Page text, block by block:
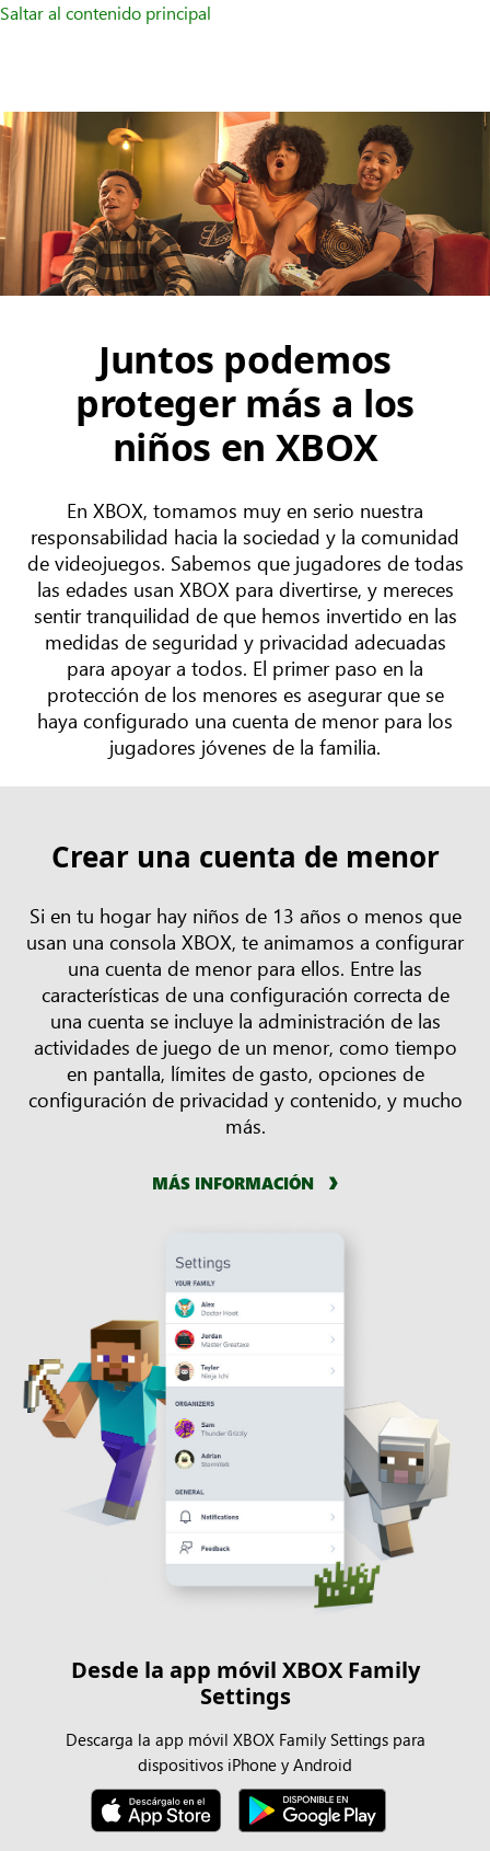
Saltar al contenido principal
Juntos podemos
proteger más a los
niños en XBOX
En XBOX, tomamos muy en serio nuestra
responsabilidad hacia la sociedad y la comunidad
de videojuegos. Sabemos que jugadores de todas
las edades usan XBOX para divertirse, y mereces
sentir tranquilidad de que hemos invertido en las
medidas de seguridad y privacidad adecuadas
para apoyar a todos. El primer paso en la
protección de los menores es asegurar que se
haya configurado una cuenta de menor para los
jugadores jóvenes de la familia.
Crear una cuenta de menor
Si en tu hogar hay niños de 13 años o menos que
usan una consola XBOX, te animamos a configurar
una cuenta de menor para ellos. Entre las
características de una configuración correcta de
una cuenta se incluye la administración de las
actividades de juego de un menor, como tiempo
en pantalla, límites de gasto, opciones de
configuración de privacidad y contenido, y mucho
más.
MÁS INFORMACIÓN
Desde la app móvil XBOX Family
Settings
Descarga la app móvil XBOX Family Settings para
dispositivos iPhone y Android